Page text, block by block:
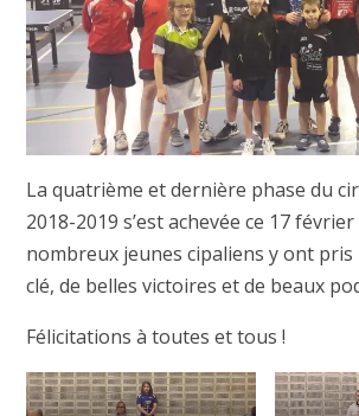
La quatrième et dernière phase du
2018-2019 s’est achevée ce 17 février
nombreux jeunes cipaliens y ont pris
clé, de belles victoires et de beaux
Félicitations à toutes et tous !